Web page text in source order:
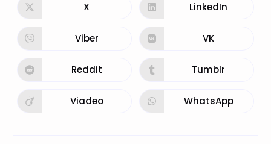
X LinkedIn
Viber VK
Reddit Tumblr
Viadeo WhatsApp